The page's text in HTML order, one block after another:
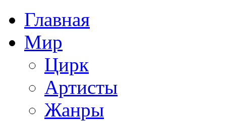
Главная
Мир
Цирк
Артисты
Жанры